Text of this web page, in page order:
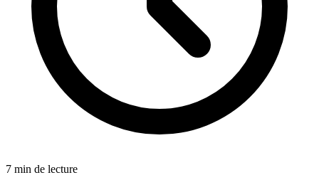
7 min de lecture